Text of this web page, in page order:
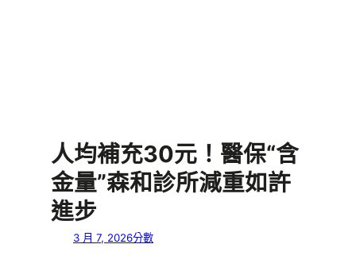
人均補充30元！醫保“含
金量”森和診所減重如許
進步
3 月 7, 2026分數